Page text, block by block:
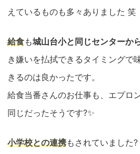
えているものも多々ありました 笑
給食も城山台小と同じセンターか
き嫌いを払拭できるタイミングで
きるのは良かったです。
給食当番さんのお仕事も、エプロ
同じだったそうです?✨
小学校との連携もされていました